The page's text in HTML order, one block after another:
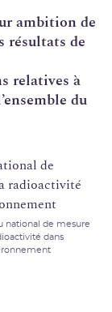
ambition de
résultats de
relatives à
du
national de mesure
dans